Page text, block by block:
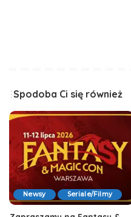
Spodoba Ci się również
Newsy Seriale/Filmy